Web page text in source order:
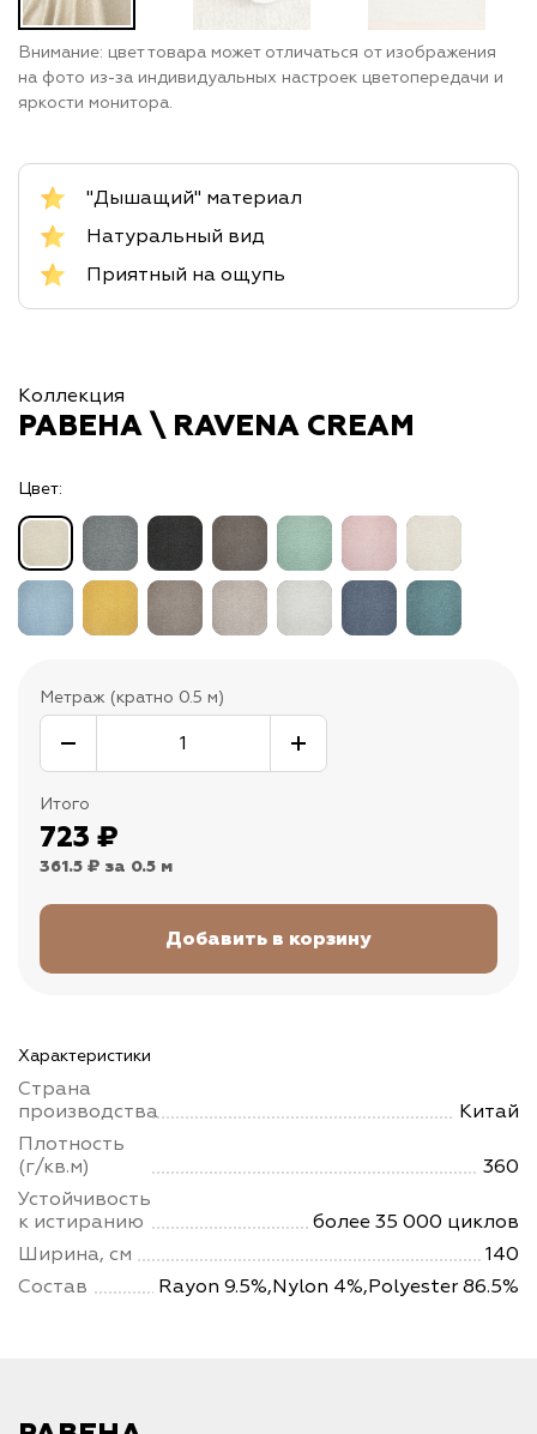
Внимание: цвет товара может отличаться от изображения
на фото из-за индивидуальных настроек цветопередачи и
яркости монитора.
"Дышащий" материал
Натуральный вид
Приятный на ощупь
Коллекция
РАВЕНА \ RAVENA CREAM
Цвет:
Метраж (кратно 0.5 м)
Итого
723 ₽
361.5 ₽ за 0.5 м
Характеристики
Страна
производства
Китай
Плотность
(г/кв.м)
360
Устойчивость
к истиранию
более 35 000 циклов
Ширина, см
140
Состав
Rayon 9.5%,Nylon 4%,Polyester 86.5%